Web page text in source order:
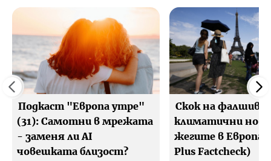
Подкаст "Европа утре"
(31): Самотни в мрежата
- заменя ли AI
човешката близост?
Скок на
климатични
жегите в Европа
Plus Factcheck)